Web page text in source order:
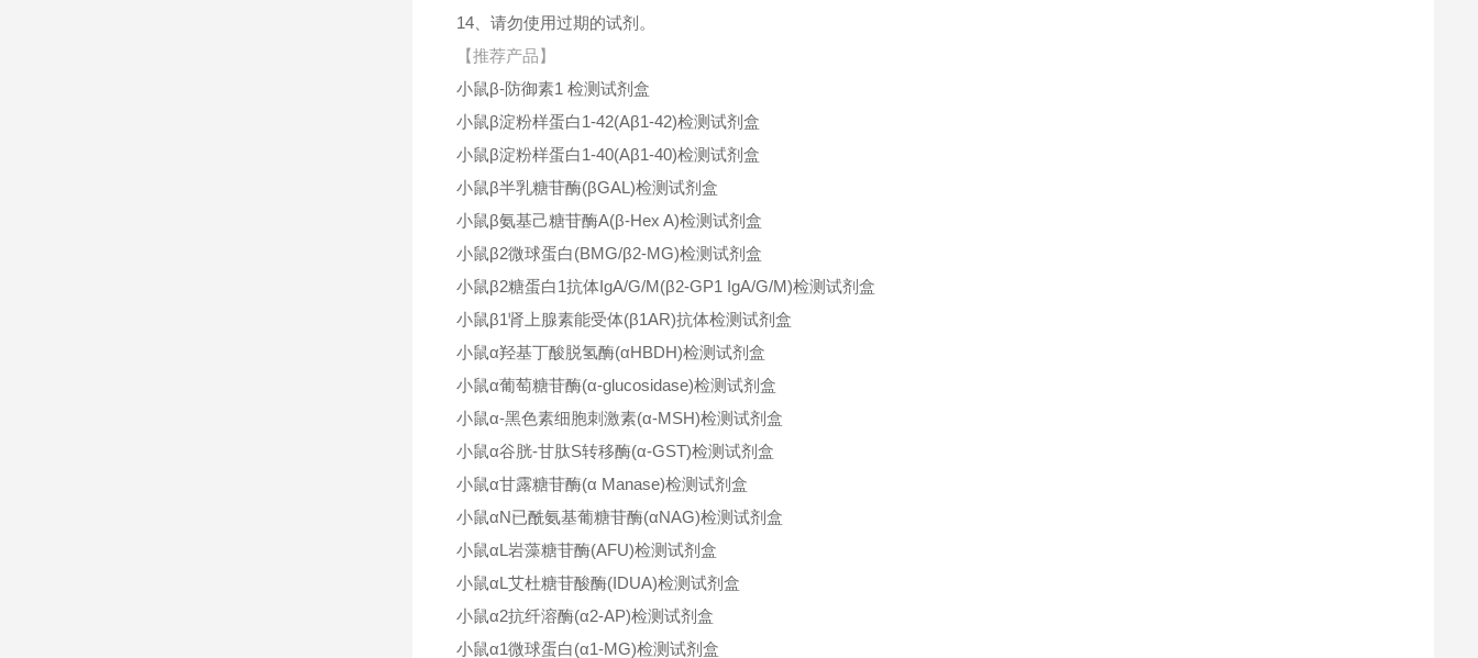
14、请勿使用过期的试剂。
【推荐产品】
小鼠β-防御素1 检测试剂盒
小鼠β淀粉样蛋白1-42(Aβ1-42)检测试剂盒
小鼠β淀粉样蛋白1-40(Aβ1-40)检测试剂盒
小鼠β半乳糖苷酶(βGAL)检测试剂盒
小鼠β氨基己糖苷酶A(β-Hex A)检测试剂盒
小鼠β2微球蛋白(BMG/β2-MG)检测试剂盒
小鼠β2糖蛋白1抗体IgA/G/M(β2-GP1 IgA/G/M)检测试剂盒
小鼠β1肾上腺素能受体(β1AR)抗体检测试剂盒
小鼠α羟基丁酸脱氢酶(αHBDH)检测试剂盒
小鼠α葡萄糖苷酶(α-glucosidase)检测试剂盒
小鼠α-黑色素细胞刺激素(α-MSH)检测试剂盒
小鼠α谷胱-甘肽S转移酶(α-GST)检测试剂盒
小鼠α甘露糖苷酶(α Manase)检测试剂盒
小鼠αN已酰氨基葡糖苷酶(αNAG)检测试剂盒
小鼠αL岩藻糖苷酶(AFU)检测试剂盒
小鼠αL艾杜糖苷酸酶(IDUA)检测试剂盒
小鼠α2抗纤溶酶(α2-AP)检测试剂盒
小鼠α1微球蛋白(α1-MG)检测试剂盒